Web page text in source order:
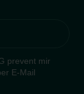
prevent mir
E-Mail